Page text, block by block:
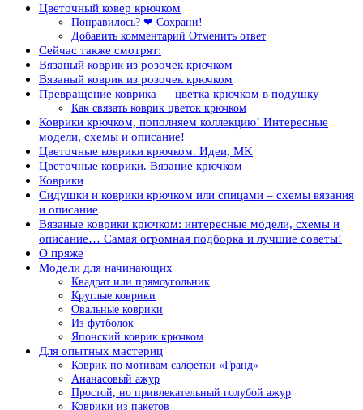
Цветочный ковер крючком
Понравилось? ❤ Сохрани!
Добавить комментарий Отменить ответ
Сейчас также смотрят:
Вязаный коврик из розочек крючком
Вязаный коврик из розочек крючком
Превращение коврика — цветка крючком в подушку
Как связать коврик цветок крючком
Коврики крючком, пополняем коллекцию! Интересные
модели, схемы и описание!
Цветочные коврики крючком. Идеи, MK
Цветочные коврики. Вязание крючком
Коврики
Сидушки и коврики крючком или спицами – схемы вязания
и описание
Вязаные коврики крючком: интересные модели, схемы и
описание… Самая огромная подборка и лучшие советы!
О пряже
Модели для начинающих
Квадрат или прямоугольник
Круглые коврики
Овальные коврики
Из футболок
Японский коврик крючком
Для опытных мастериц
Коврик по мотивам салфетки «Гранд»
Ананасовый ажур
Простой, но привлекательный голубой ажур
Коврики из пакетов